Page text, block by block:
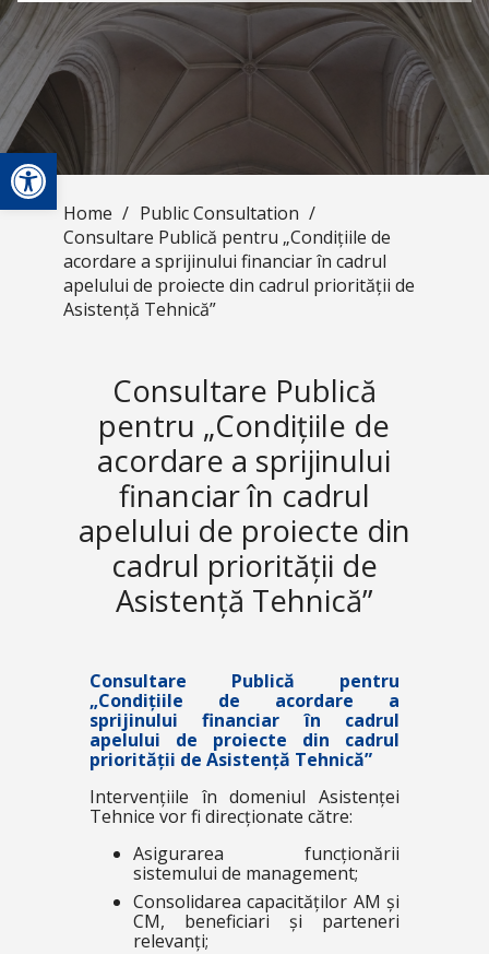
Open toolbar
Home / Public Consultation /
Consultare Publică pentru „Condițiile de
acordare a sprijinului financiar în cadrul
apelului de proiecte din cadrul priorității de
Asistență Tehnică”
Consultare Publică
pentru „Condițiile de
acordare a sprijinului
financiar în cadrul
apelului de proiecte din
cadrul priorității de
Asistență Tehnică”
Consultare Publică pentru
„Condițiile de acordare a
sprijinului financiar în cadrul
apelului de proiecte din cadrul
priorității de Asistență Tehnică”
Intervențiile în domeniul Asistenței
Tehnice vor fi direcționate către:
Asigurarea funcționării
sistemului de management;
Consolidarea capacităților AM și
CM, beneficiari și parteneri
relevanți;